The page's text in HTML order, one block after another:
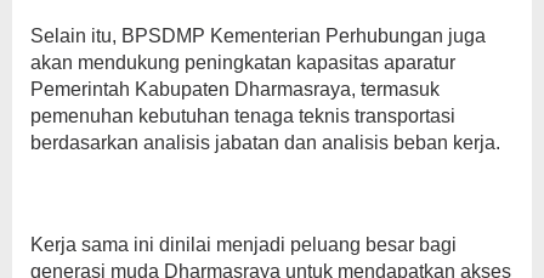
Selain itu, BPSDMP Kementerian Perhubungan juga
akan mendukung peningkatan kapasitas aparatur
Pemerintah Kabupaten Dharmasraya, termasuk
pemenuhan kebutuhan tenaga teknis transportasi
berdasarkan analisis jabatan dan analisis beban kerja.
Kerja sama ini dinilai menjadi peluang besar bagi
generasi muda Dharmasraya untuk mendapatkan akses